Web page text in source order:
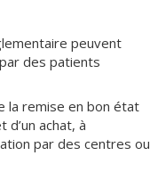
peuvent
des patients
la remise en bon état
achat, à
par des centres ou